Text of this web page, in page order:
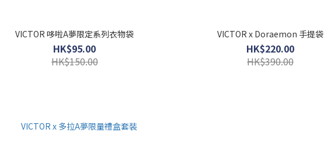
VICTOR 哆啦A夢限定系列衣物袋
HK$95.00
HK$150.00
VICTOR x Doraemon 手提袋
HK$220.00
HK$390.00